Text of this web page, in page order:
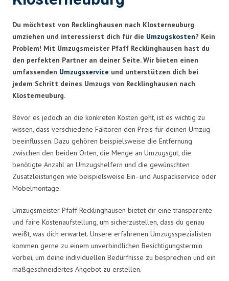
Du möchtest von Recklinghausen nach Klosterneuburg
umziehen und interessierst dich für die Umzugskosten? Kein
Problem! Mit Umzugsmeister Pfaff Recklinghausen hast du
den perfekten Partner an deiner Seite. Wir bieten einen
umfassenden Umzugsservice und unterstützen dich bei
jedem Schritt deines Umzugs von Recklinghausen nach
Klosterneuburg.
Bevor es jedoch an die konkreten Kosten geht, ist es wichtig zu
wissen, dass verschiedene Faktoren den Preis für deinen Umzug
beeinflussen. Dazu gehören beispielsweise die Entfernung
zwischen den beiden Orten, die Menge an Umzugsgut, die
benötigte Anzahl an Umzugshelfern und die gewünschten
Zusatzleistungen wie beispielsweise Ein- und Auspackservice oder
Möbelmontage.
Umzugsmeister Pfaff Recklinghausen bietet dir eine transparente
und faire Kostenaufstellung, um sicherzustellen, dass du genau
weißt, was dich erwartet. Unsere erfahrenen Umzugsspezialisten
kommen gerne zu einem unverbindlichen Besichtigungstermin
vorbei, um deine individuellen Bedürfnisse zu besprechen und ein
maßgeschneidertes Angebot zu erstellen.